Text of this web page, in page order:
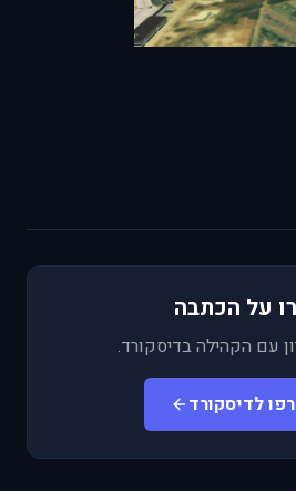
על הכתבה
עם הקהילה בדיסקורד.
לדיסקורד